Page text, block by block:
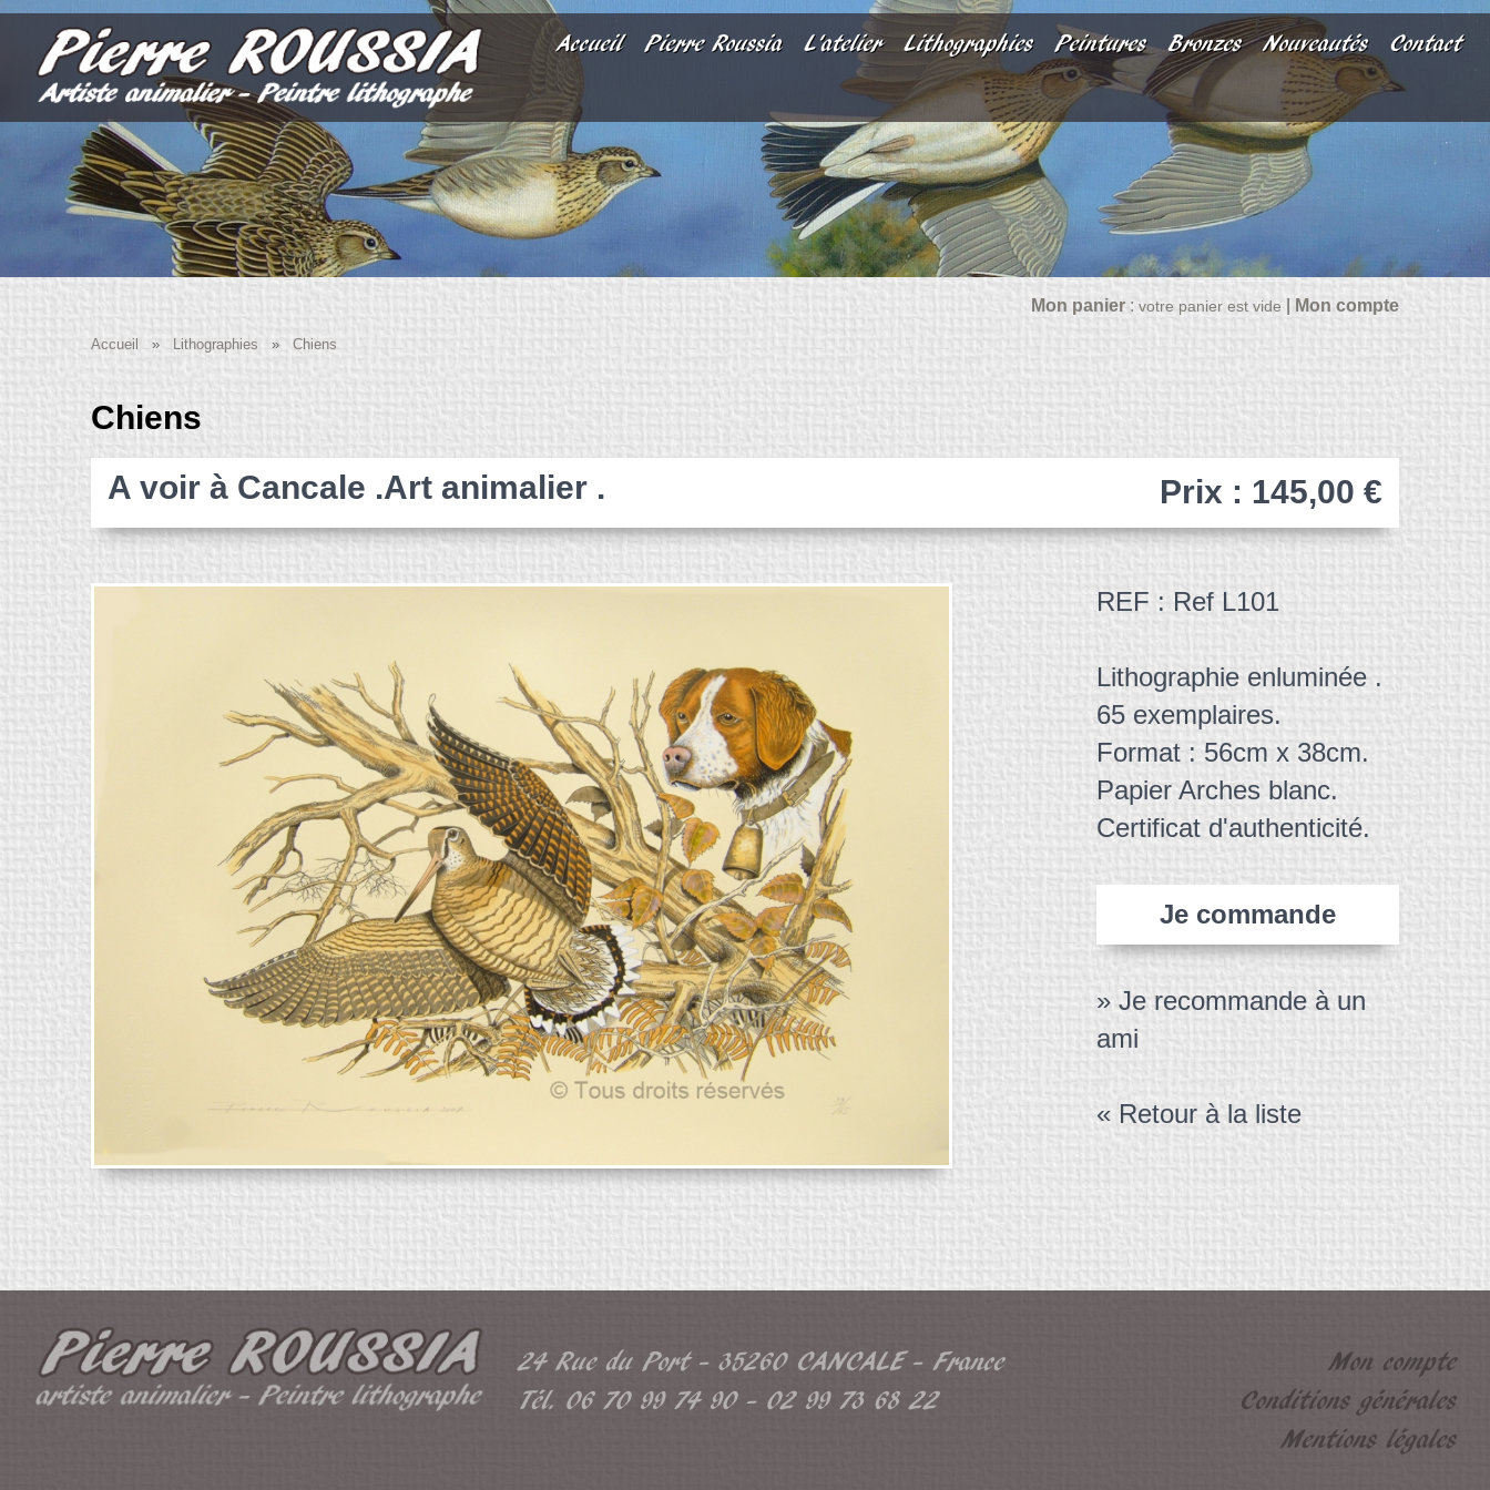
Accueil Pierre Roussia L'atelier Lithographies Peintures Bronzes Nouveautés Contact
Mon panier: votre panier est vide Mon compte
Accueil » Lithographies » Chiens
Chiens
A voir à Cancale .Art animalier .
Prix : 145,00 €
REF : Ref L101
Lithographie enluminée .
65 exemplaires.
Format : 56cm x 38cm.
Papier Arches blanc.
Certificat d'authenticité.
Je commande
» Je recommande à un
ami
« Retour à la liste
24 Rue du Port - 35260 CANCALE - France
Tél. 06 70 99 74 90 - 02 99 73 68 22
Mon compte
Conditions générales
Mentions légales